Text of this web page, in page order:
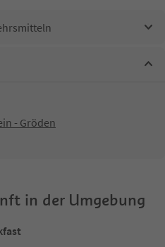
- Gröden
in der Umgebung